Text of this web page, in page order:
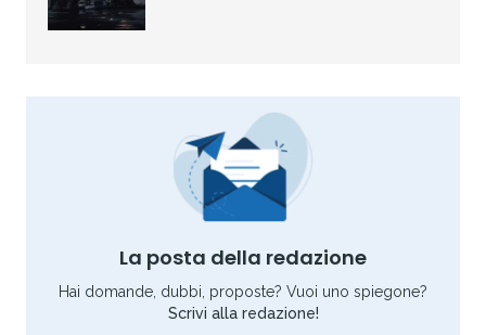
La posta della redazione
Hai domande, dubbi, proposte? Vuoi uno spiegone?
Scrivi alla redazione!